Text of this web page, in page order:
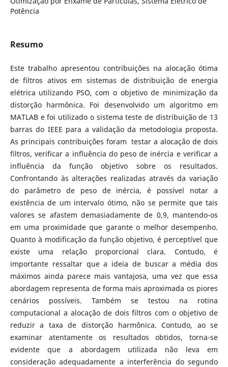
Potência
Resumo
Este trabalho apresentou contribuições na alocação ótima
de filtros ativos em sistemas de distribuição de energia
elétrica utilizando PSO, com o objetivo de minimização da
distorção harmônica. Foi desenvolvido um algoritmo em
MATLAB e foi utilizado o sistema teste de distribuição de 13
barras do IEEE para a validação da metodologia proposta.
As principais contribuições foram testar a alocação de dois
filtros, verificar a influência do peso de inércia e verificar a
influência da função objetivo sobre os resultados.
Confrontando às alterações realizadas através da variação
do parâmetro de peso de inércia, é possível notar a
existência de um intervalo ótimo, não se permite que tais
valores se afastem demasiadamente de 0,9, mantendo-os
em uma proximidade que garante o melhor desempenho.
Quanto à modificação da função objetivo, é perceptível que
existe uma relação proporcional clara. Contudo, é
importante ressaltar que a ideia de buscar a média dos
máximos ainda parece mais vantajosa, uma vez que essa
abordagem representa de forma mais aproximada os piores
cenários possíveis. Também se testou na rotina
computacional a alocação de dois filtros com o objetivo de
reduzir a taxa de distorção harmônica. Contudo, ao se
examinar atentamente os resultados obtidos, torna-se
evidente que a abordagem utilizada não leva em
consideração adequadamente a interferência do segundo